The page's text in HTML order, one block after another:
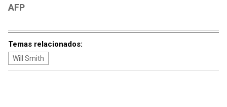
AFP
Temas relacionados:
Will Smith